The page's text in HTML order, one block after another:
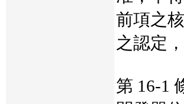
前項之
之認定
第 16-1